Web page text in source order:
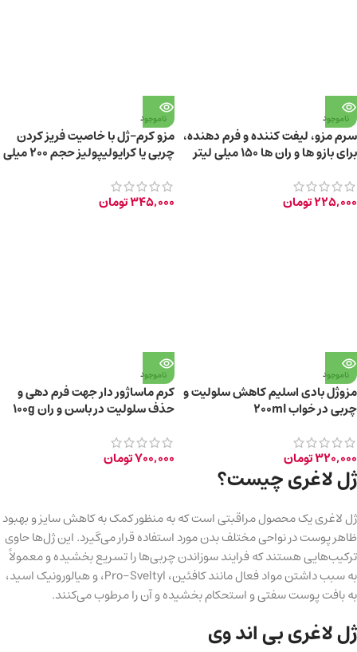
ناموجود
سرم مزو، لیفت کننده و فرم دهنده،
برای بازو ها و ران ها 150 میلی لیتر
225,000تومان
ناموجود
مزو کرم-ژل با خاصیت فریز کردن
چربی یا کرایولیپولیز حجم 200 میلی
345,000تومان
ناموجود
مزوژل بادی اسلیم کاهش سلولیت و
چربی در خواب 200ml
320,000تومان
ناموجود
کرم ماساژور دار جهت فرم دهی و
حذف سلولیت در باسن و ران 100g
700,000تومان
ژل لاغری چیست؟
ژل لاغری یک محصول مراقبتی است که به منظور کمک به کاهش سایز و بهبود
ظاهر پوست در نواحی مختلف بدن مورد استفاده قرار می‌گیرد. این ژل‌ها حاوی
ترکیب‌هایی هستند که فرایند سوزاندن چربی‌ها را تسریع بخشیده و معمولاً
به سبب داشتن مواد فعال مانند کافئین، Pro-Sveltyl، و هیالورونیک اسید،
به بافت پوست سفتی و استحکام بخشیده و آن را مرطوب می‌کنند.
ژل لاغری بی اند وی